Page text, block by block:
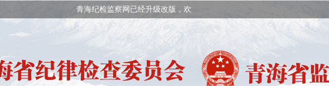
青海纪检监察网已经升级改版，欢迎提出宝贵意见！